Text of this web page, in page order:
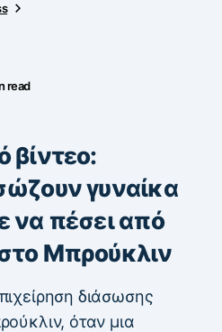
read
βίντεο:
γυναίκα
να πέσει από
Μπρούκλιν
διάσωσης
όταν μια